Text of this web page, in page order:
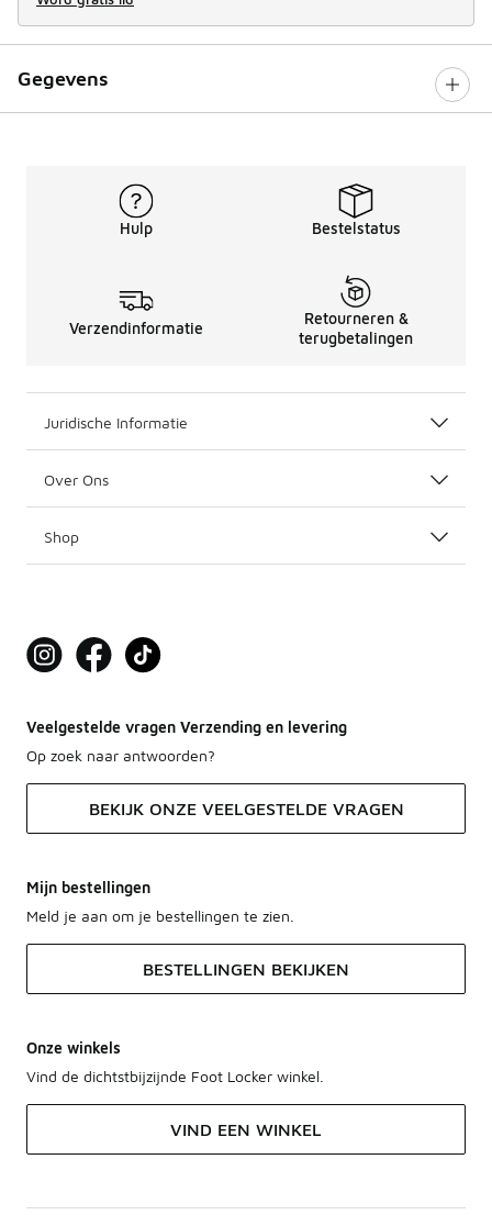
Gegevens
Hulp Bestelstatus
Verzendinformatie
Retourneren &
terugbetalingen
Juridische Informatie
Over Ons
Shop
Veelgestelde vragen Verzending en levering
Op zoek naar antwoorden?
BEKIJK ONZE VEELGESTELDE VRAGEN
Mijn bestellingen
Meld je aan om je bestellingen te zien.
BESTELLINGEN BEKIJKEN
Onze winkels
Vind de dichtstbijzijnde Foot Locker winkel.
VIND EEN WINKEL